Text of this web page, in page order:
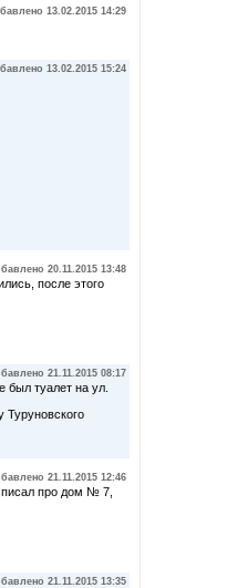
13.02.2015 14:29
13.02.2015 15:24
20.11.2015 13:48
после этого
21.11.2015 08:17
был туалет на ул.
21.11.2015 12:46
про дом № 7,
21.11.2015 13:35